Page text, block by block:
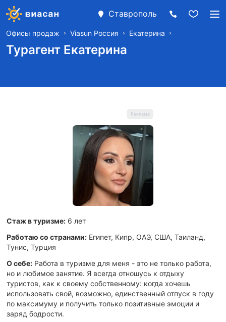
Ставрополь
Офисы продаж Viasun Россия Екатерина
Турагент Екатерина
Стаж в туризме: 6 лет
Работаю со странами: Египет, Кипр, ОАЭ, США, Таиланд,
Тунис, Турция
О себе: Работа в туризме для меня - это не только работа,
но и любимое занятие. Я всегда отношусь к отдыху
туристов, как к своему собственному: когда хочешь
использовать свой, возможно, единственный отпуск в году
по максимуму и получить только позитивные эмоции и
заряд бодрости.